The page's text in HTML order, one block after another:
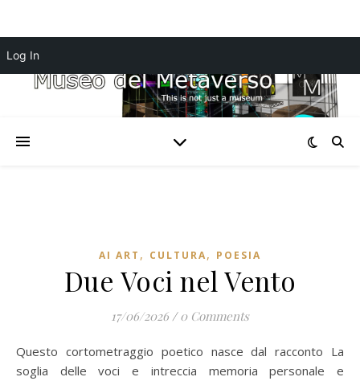
Log In
AI ART , CULTURA, POESIA
Due Voci nel Vento
17/06/2026 / 0 Comments
Questo cortometraggio poetico nasce dal racconto La
soglia delle voci e intreccia memoria personale e